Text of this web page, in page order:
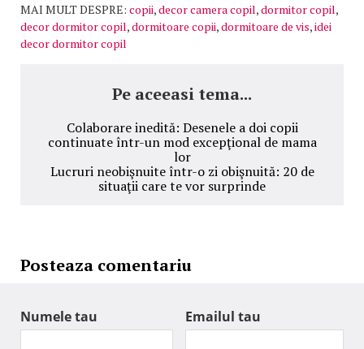
MAI MULT DESPRE: copii,decor camera copil,dormitor copil,
decor dormitor copil,dormitoare copii,dormitoare de vis,idei
decor dormitor copil
Pe aceeasi tema...
Colaborare inedită: Desenele a doi copii
continuate într-un mod excepţional de mama
lor
Lucruri neobişnuite într-o zi obişnuită: 20 de
situaţii care te vor surprinde
Posteaza comentariu
Numele tau Emailul tau